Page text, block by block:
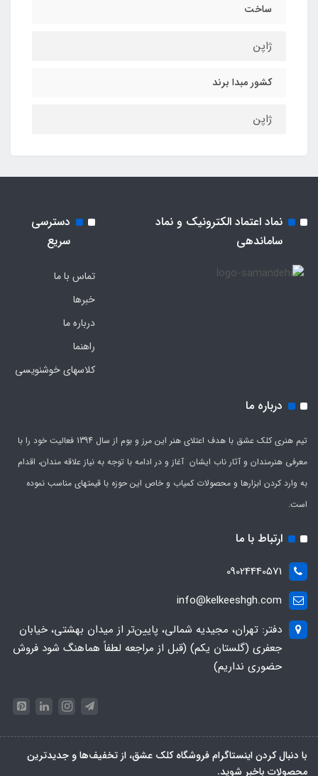
ساخت
ژاپن
کشور مبدا برند
ژاپن
نماد اعتماد الکترونیک و نماد
ساماندهی
دسترسی
سریع
تماس با ما
خبرها
درباره ما
راهنما
کلاسهای خوشنویسی
درباره ما
تیم هنری کلک عشق با هدف اعتلای هنر این مرز و بوم از سال 1394 فعالیت خود را با
معرفی هنرمندان و آثار ناب ایشان آغاز و در ادامه با توجه به نیاز علاقه مندان، اقدام
به وارد کردن ابزارها و محصولات کمیاب و خاص این حوزه با قیمتهای مناسب نموده
است.
ارتباط با ما
09024440571
info@kelkeeshgh.com
دفتر: تهران، مجیدیه شمالی، پایین‌تر از میدان بهشتی، خیابان
جعفری (گلستان یکم) (قبل از مراجعه لطفاً هماهنگ شود فروش
حضوری نداریم)
با دنبال کردن اینستاگرام فروشگاه کلک عشق، از تخفیف‌ها و جدیدترین‌
محصولات باخبر شوید.